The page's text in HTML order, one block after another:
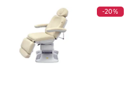
-20%